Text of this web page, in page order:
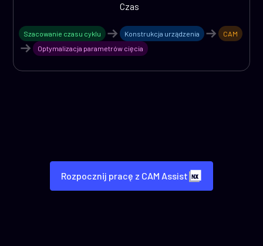
Czas
Szacowanie czasu cyklu Konstrukcja urządzenia
CAM
Optymalizacja parametrów cięcia
Rozpocznij pracę z CAM Assist